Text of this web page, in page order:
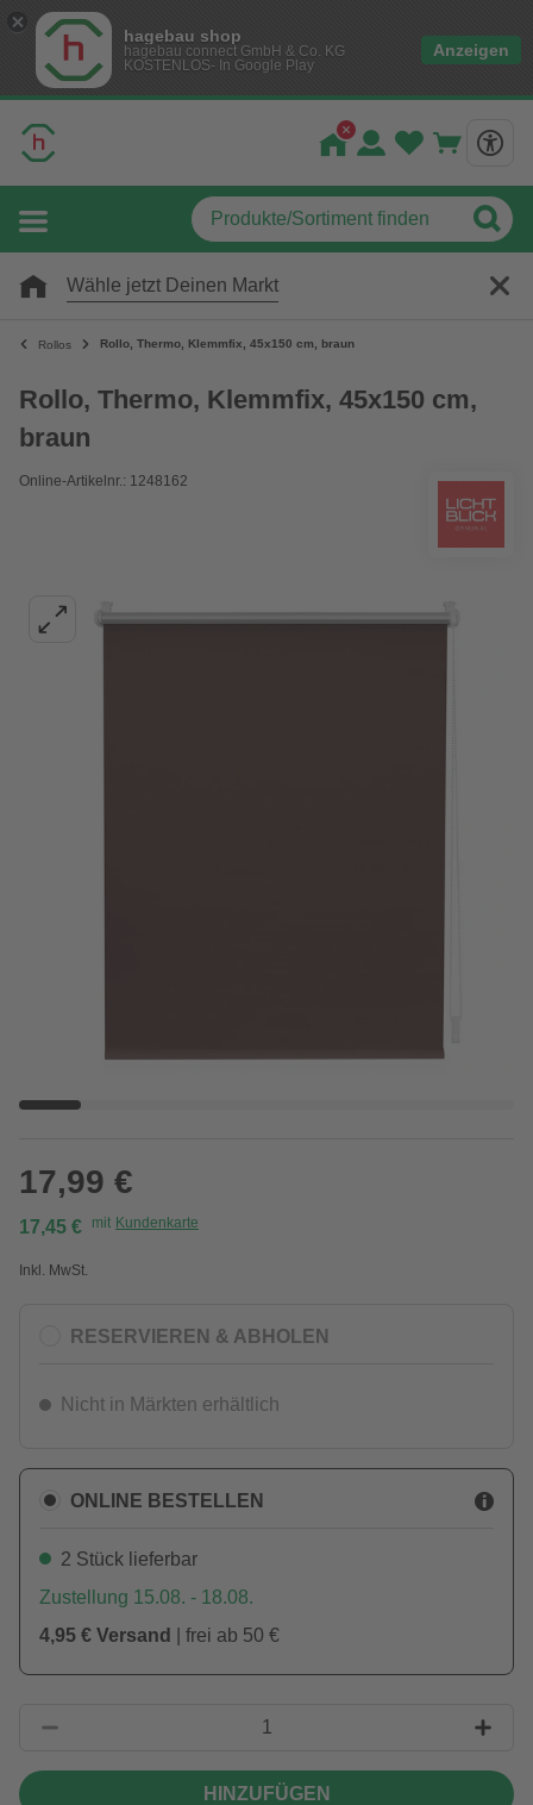
hagebau shop
hagebau connect GmbH & Co. KG
KOSTENLOS- In Google Play
Anzeigen
Wähle jetzt Deinen Markt
Rollos Rollo, ‎Thermo, ‎‎Klemmfix, 45x150 cm‎, braun
Rollo, ‎Thermo, ‎‎Klemmfix, 45x150 cm‎,
braun
Online-Artikelnr.: 1248162
17,99 €
17,45 € mit Kundenkarte
Inkl. MwSt.
RESERVIEREN & ABHOLEN
Nicht in Märkten erhältlich
ONLINE BESTELLEN
2 Stück lieferbar
Zustellung 15.08. - 18.08.
4,95 € Versand
| frei ab 50 €
HINZUFÜGEN